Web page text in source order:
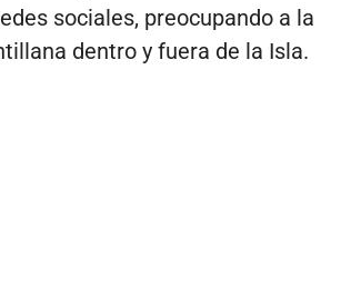
sociales, preocupando a la
dentro y fuera de la Isla.